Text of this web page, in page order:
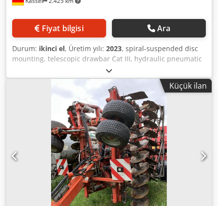
Fiyat bilgisi Ara
Durum: ikinci el, Üretim yılı: 2023, spiral-suspended disc
mounting, telescopic drawbar Cat III, hydraulic pneumatic
brake / following harrow, DSTS roller, lighting, certification
for operating license / Dcsdpfsr Nxy Njx Agfsk
Küçük ilan